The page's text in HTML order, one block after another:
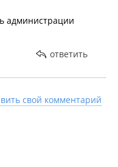
администрации
ответить
свой комментарий